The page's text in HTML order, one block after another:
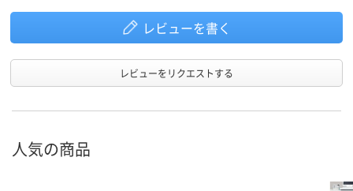
レビューを書く
レビューをリクエストする
人気の商品